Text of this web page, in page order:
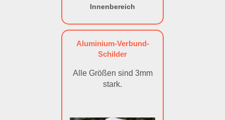
Innenbereich
Aluminium-Verbund-
Schilder
Alle Größen sind 3mm
stark.